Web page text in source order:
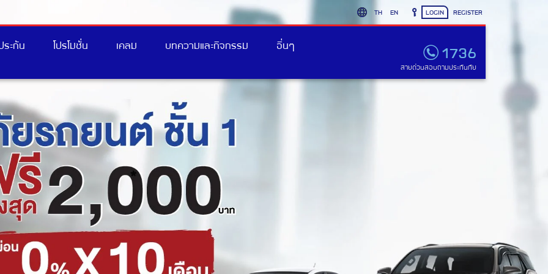
LOGIN REGISTER
TH EN
ระกัน โปรโมชั่น เคลม บทความและกิจกรรม อื่นๆ 1736
สายด่วนสอบถามประกันภัย